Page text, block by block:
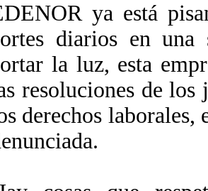
ya está
diarios en una
la luz, esta
resoluciones de los
derechos laborales,